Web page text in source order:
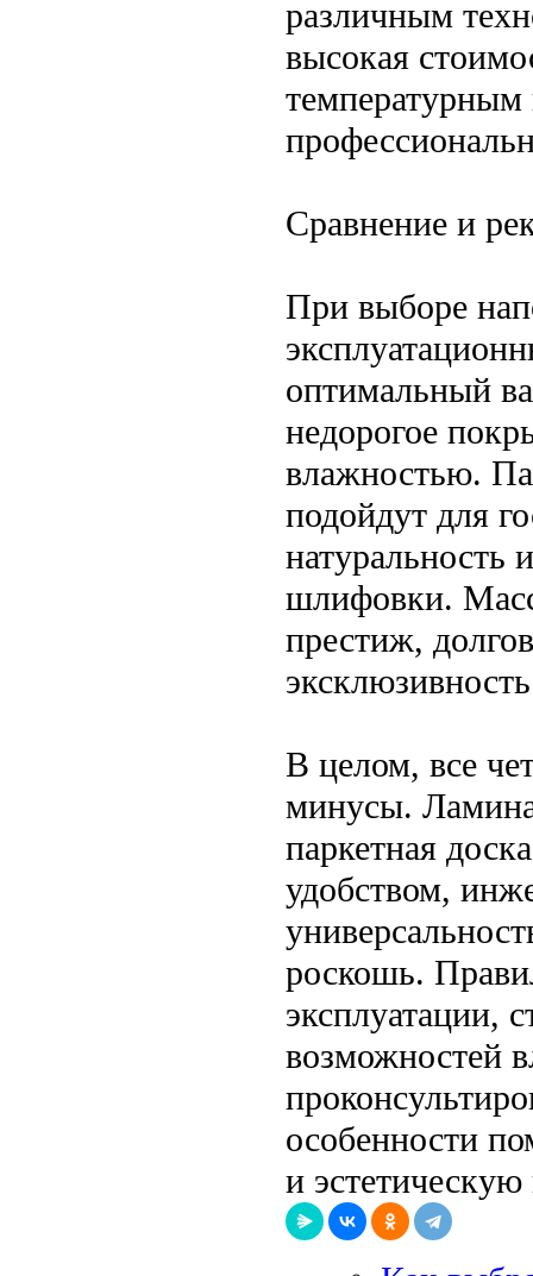
различным
высокая
температурным
Сравнение и
При выборе
оптимальный
недорогое
влажностью.
подойдут для
натуральность
шлифовки.
престиж,
В целом, все
минусы.
паркетная
удобством,
роскошь.
эксплуатации,
возможностей
особенности
и